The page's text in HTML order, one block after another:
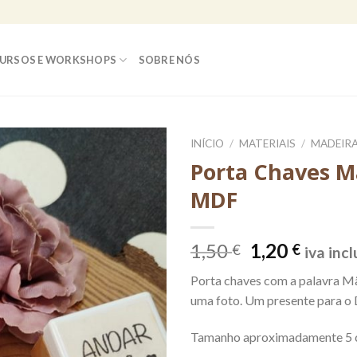
E WORKSHOPS SOBRE NÓS
INÍCIO / MATERIAIS /
Porta Chaves
MDF
1,50€
O
preço
original
era:
1,20 €O
atual
é:
iva
Porta chaves com a palavra
uma foto. Um presente para o
Tamanho aproximadamente 5